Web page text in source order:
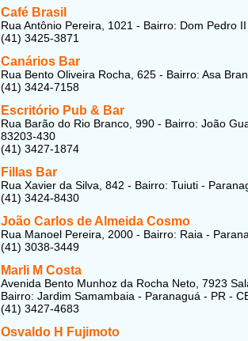
Café Brasil
Rua Antônio Pereira, 1021 - Bairro: Dom Pedro
(41) 3425-3871
Canários Bar
Rua Bento Oliveira Rocha, 625 - Bairro: Asa
(41) 3424-7158
Escritório Pub & Bar
Rua Barão do Rio Branco, 990 - Bairro: João
83203-430
(41) 3427-1874
Fillas Bar
Rua Xavier da Silva, 842 - Bairro: Tuiuti -
(41) 3424-8430
João Carlos de Almeida Cosmo
Rua Manoel Pereira, 2000 - Bairro: Raia -
(41) 3038-3449
Marli M Costa
Avenida Bento Munhoz da Rocha Neto, 7923
Bairro: Jardim Samambaia - Paranaguá - PR -
(41) 3427-4683
Osvaldo H Fujimoto